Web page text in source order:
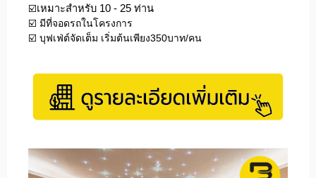
☑️เหมาะสำหรับ 10 - 25 ท่าน
☑️ มีที่จอดรถในโครงการ
☑️ บุฟเฟ่ต์จัดเต็ม เริ่มต้นเพียง350บาท/คน